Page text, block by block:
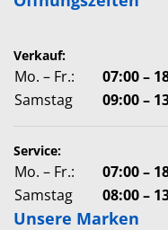
Verkauf:
Mo. – Fr.:
07:00 –
Samstag
09:00 –
Service:
Mo. – Fr.:
07:00 –
Samstag
08:00 –
Unsere Marken